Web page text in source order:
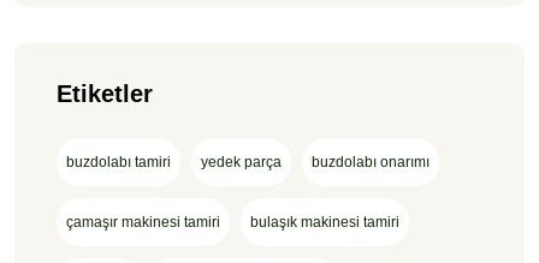
Etiketler
buzdolabı tamiri yedek parça buzdolabı onarımı
çamaşır makinesi tamiri bulaşık makinesi tamiri